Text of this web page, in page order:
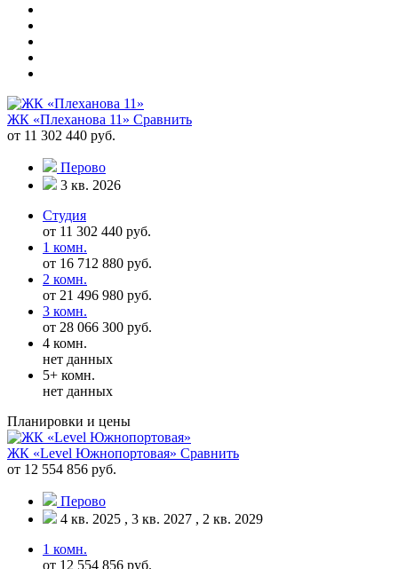
ЖК «Плеханова 11» Сравнить
от 11 302 440 руб.
Перово
3 кв. 2026
Студия
от 11 302 440 руб.
1 комн.
от 16 712 880 руб.
2 комн.
от 21 496 980 руб.
3 комн.
от 28 066 300 руб.
4 комн.
нет данных
5+ комн.
нет данных
Планировки и цены
ЖК «Level Южнопортовая» Сравнить
от 12 554 856 руб.
Перово
4 кв. 2025 , 3 кв. 2027 , 2 кв. 2029
1 комн.
от 12 554 856 руб.